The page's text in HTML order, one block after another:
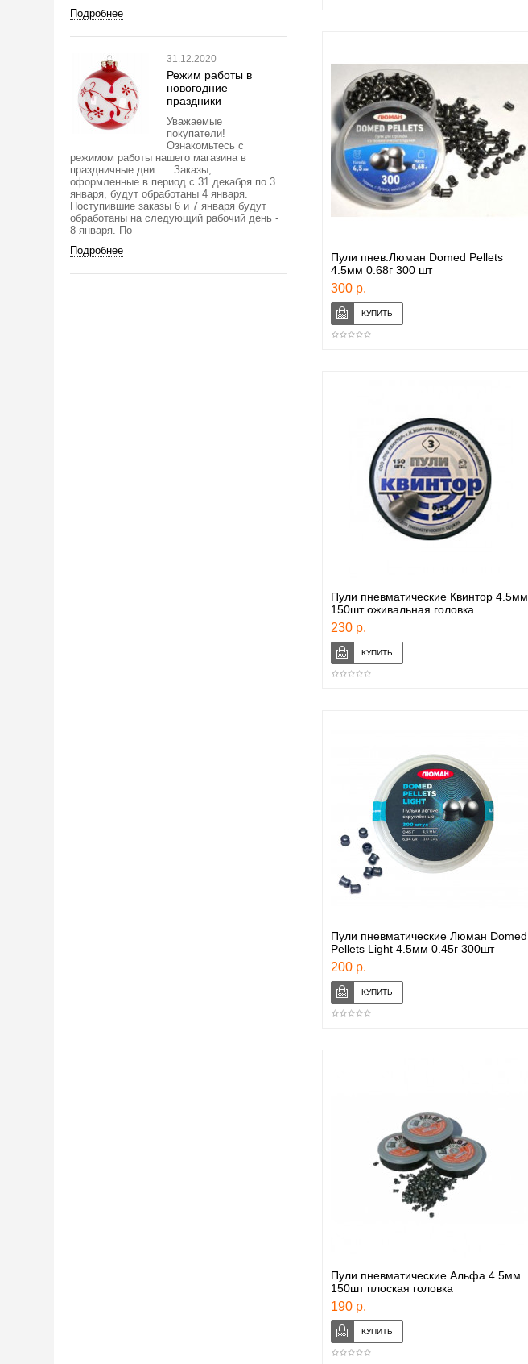
Подробнее
31.12.2020
Режим работы в
новогодние
праздники
Уважаемые
покупатели!
Ознакомьтесь с
режимом работы нашего магазина в
праздничные дни. Заказы,
оформленные в период с 31 декабря по 3
января, будут обработаны 4 января.
Поступившие заказы 6 и 7 января будут
обработаны на следующий рабочий день -
8 января. По
Подробнее
Пули пнев.Люман Domed Pellets
4.5мм 0.68г 300 шт
300 р.
Пули пневматические Квинтор 4.5мм
150шт оживальная головка
230 р.
Пули пневматические Люман Domed
Pellets Light 4.5мм 0.45г 300шт
200 р.
Пули пневматические Альфа 4.5мм
150шт плоская головка
190 р.